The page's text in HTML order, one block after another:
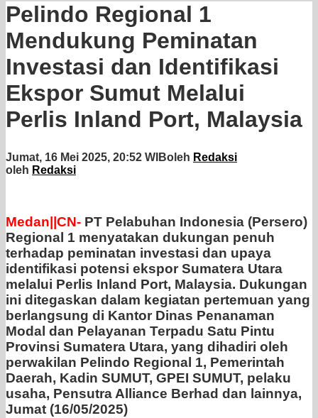
Pelindo Regional 1
Mendukung Peminatan
Investasi dan Identifikasi
Ekspor Sumut Melalui
Perlis Inland Port, Malaysia
Jumat, 16 Mei 2025, 20:52 WIBoleh Redaksi
oleh Redaksi
Medan||CN- PT Pelabuhan Indonesia (Persero)
Regional 1 menyatakan dukungan penuh
terhadap peminatan investasi dan upaya
identifikasi potensi ekspor Sumatera Utara
melalui Perlis Inland Port, Malaysia. Dukungan
ini ditegaskan dalam kegiatan pertemuan yang
berlangsung di Kantor Dinas Penanaman
Modal dan Pelayanan Terpadu Satu Pintu
Provinsi Sumatera Utara, yang dihadiri oleh
perwakilan Pelindo Regional 1, Pemerintah
Daerah, Kadin SUMUT, GPEI SUMUT, pelaku
usaha, Pensutra Alliance Berhad dan lainnya,
Jumat (16/05/2025)